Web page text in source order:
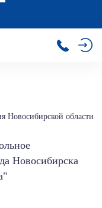
Новосибирской области
Новосибирска